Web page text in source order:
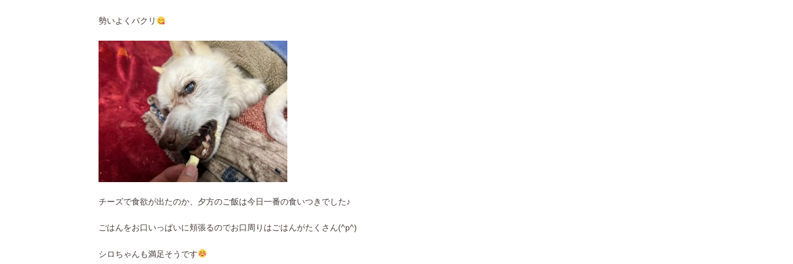
勢いよくパクリ
チーズで食欲が出たのか、夕方のご飯は今日一番の食いつきでした♪
ごはんをお口いっぱいに頬張るのでお口周りはごはんがたくさん(^p^)
シロちゃんも満足そうです